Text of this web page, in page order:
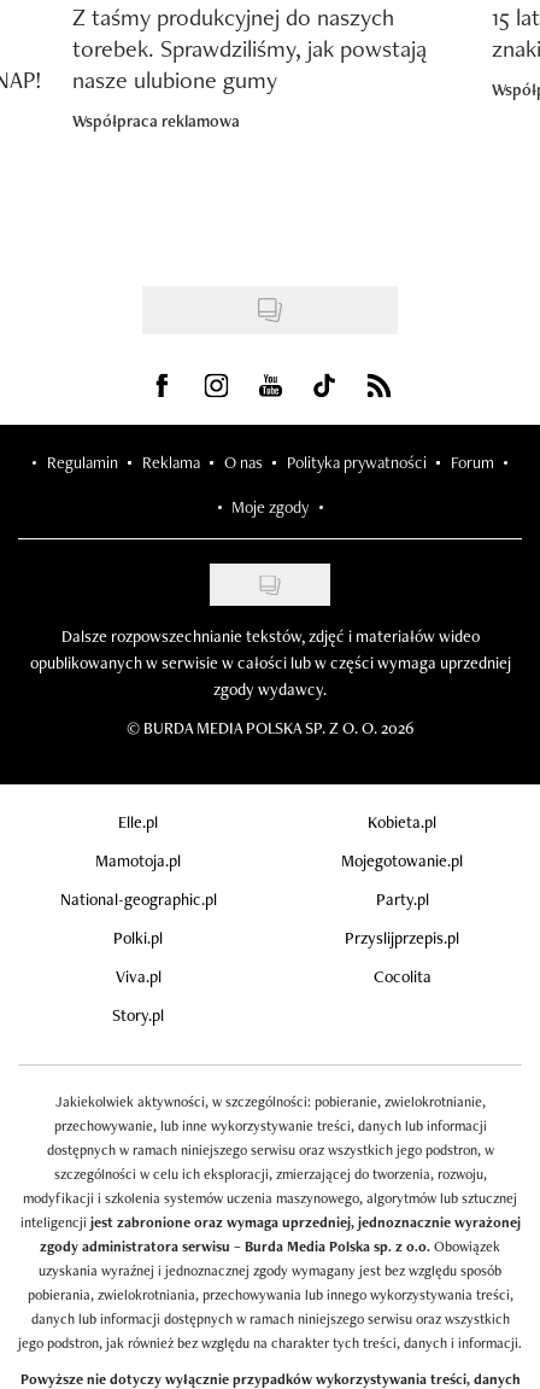
Z taśmy produkcyjnej do naszych
torebek. Sprawdziliśmy, jak powstają
nasze ulubione gumy
Współpraca reklamowa
15
Visit us on Facebook
Visit us on Instagram
Visit us on Youtube
Visit us on Tiktok
Visit us on Rss
Regulamin Reklama O nas Polityka prywatności Forum
Moje zgody
Dalsze rozpowszechnianie tekstów, zdjęć i materiałów wideo
opublikowanych w serwisie w całości lub w części wymaga uprzedniej
zgody wydawcy.
© BURDA MEDIA POLSKA SP. Z O. O. 2026
Elle.pl
Kobieta.pl
Mamotoja.pl
Mojegotowanie.pl
National-geographic.pl
Party.pl
Polki.pl
Przyslijprzepis.pl
Viva.pl
Cocolita
Story.pl
Jakiekolwiek aktywności, w szczególności: pobieranie, zwielokrotnianie,
przechowywanie, lub inne wykorzystywanie treści, danych lub informacji
dostępnych w ramach niniejszego serwisu oraz wszystkich jego podstron, w
szczególności w celu ich eksploracji, zmierzającej do tworzenia, rozwoju,
modyfikacji i szkolenia systemów uczenia maszynowego, algorytmów lub sztucznej
inteligencji jest zabronione oraz wymaga uprzedniej, jednoznacznie wyrażonej
zgody administratora serwisu – Burda Media Polska sp. z o.o.Obowiązek
uzyskania wyraźnej i jednoznacznej zgody wymagany jest bez względu sposób
pobierania, zwielokrotniania, przechowywania lub innego wykorzystywania treści,
danych lub informacji dostępnych w ramach niniejszego serwisu oraz wszystkich
jego podstron, jak również bez względu na charakter tych treści, danych i informacji.
Powyższe nie dotyczy wyłącznie przypadków wykorzystywania treści, danych